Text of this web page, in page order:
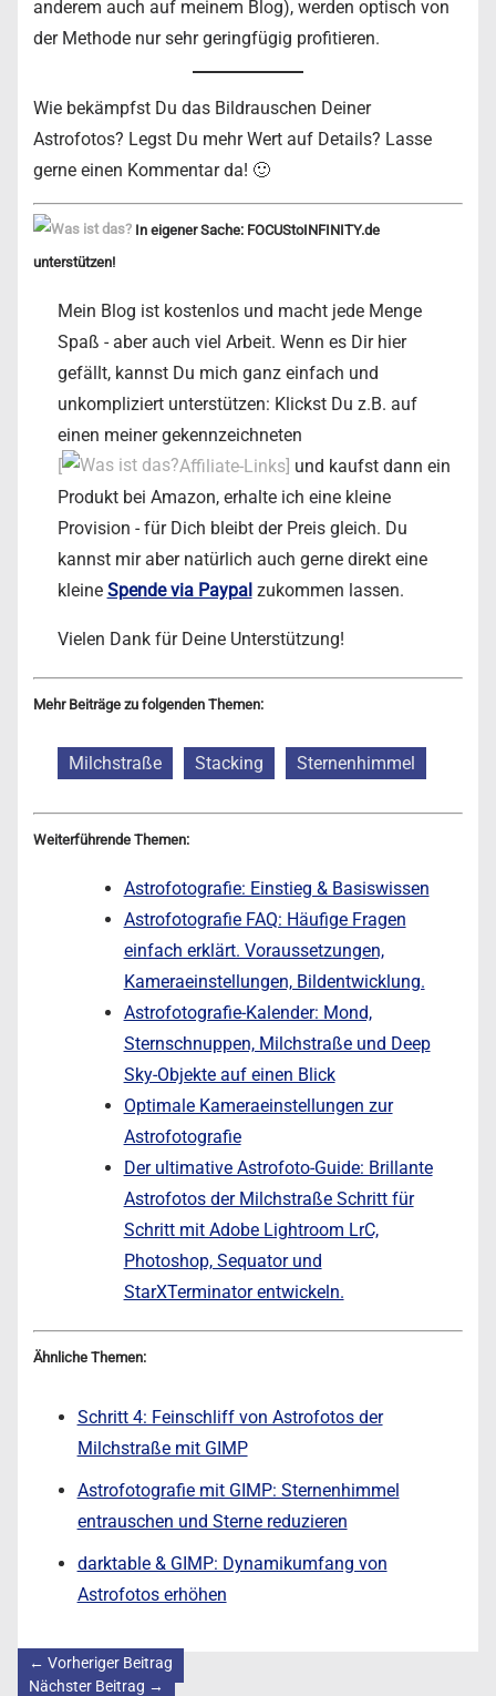
anderem auch auf meinem Blog), werden optisch von
der Methode nur sehr geringfügig profitieren.
Wie bekämpfst Du das Bildrauschen Deiner
Astrofotos? Legst Du mehr Wert auf Details? Lasse
gerne einen Kommentar da! 🙂
In eigener Sache: FOCUStoINFINITY.de
unterstützen!
Mein Blog ist kostenlos und macht jede Menge
Spaß - aber auch viel Arbeit. Wenn es Dir hier
gefällt, kannst Du mich ganz einfach und
unkompliziert unterstützen: Klickst Du z.B. auf
einen meiner gekennzeichneten
[
Affiliate-Links] und kaufst dann ein
Produkt bei Amazon, erhalte ich eine kleine
Provision - für Dich bleibt der Preis gleich. Du
kannst mir aber natürlich auch gerne direkt eine
kleine Spende via Paypalzukommen lassen.
Vielen Dank für Deine Unterstützung!
Mehr Beiträge zu folgenden Themen:
Milchstraße Stacking Sternenhimmel
Weiterführende Themen:
Astrofotografie: Einstieg & Basiswissen
Astrofotografie FAQ: Häufige Fragen
einfach erklärt. Voraussetzungen,
Kameraeinstellungen, Bildentwicklung.
Astrofotografie-Kalender: Mond,
Sternschnuppen, Milchstraße und Deep
Sky-Objekte auf einen Blick
Optimale Kameraeinstellungen zur
Astrofotografie
Der ultimative Astrofoto-Guide: Brillante
Astrofotos der Milchstraße Schritt für
Schritt mit Adobe Lightroom LrC,
Photoshop, Sequator und
StarXTerminator entwickeln.
Ähnliche Themen:
Schritt 4: Feinschliff von Astrofotos der
Milchstraße mit GIMP
Astrofotografie mit GIMP: Sternenhimmel
entrauschen und Sterne reduzieren
darktable & GIMP: Dynamikumfang von
Astrofotos erhöhen
← Vorheriger Beitrag
Nächster Beitrag →